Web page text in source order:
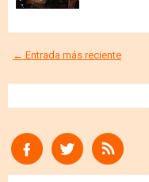
← Entrada más reciente